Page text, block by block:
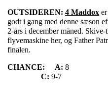
OUTSIDEREN: 4 Maddox
godt i gang med denne sæson
2-års i december måned.
flyvemaskine her, og Father
finalen.
CHANCE: A: 8
C: 9-7